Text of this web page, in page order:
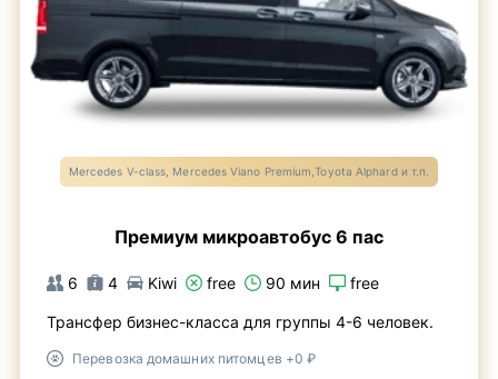
Mercedes V-class, Mercedes Viano Premium,Toyota Alphard и т.п.
Премиум микроавтобус 6 пас
6 4 Kiwi free 90 мин free
Трансфер бизнес-класса для группы 4-6 человек.
Перевозка домашних питомцев +0 ₽